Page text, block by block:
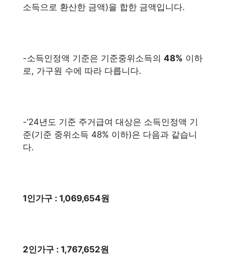
소득으로 환산한 금액)을 합한 금액입니다.
-소득인정액 기준은 기준중위소득의 48% 이하
로, 가구원 수에 따라 다릅니다.
-’24년도 기준 주거급여 대상은 소득인정액 기
준(기준 중위소득 48% 이하)은 다음과 같습니
다.
1인가구 : 1,069,654원
2인가구 : 1,767,652원